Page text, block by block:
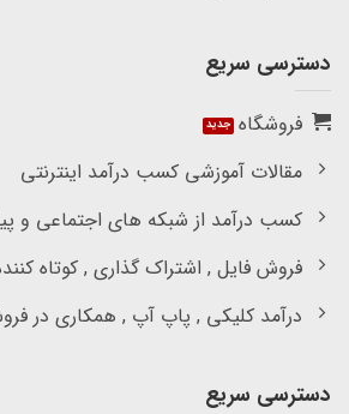
دسترسی سریع
فروشگاه
مقالات آموزشی کسب درآمد اینترنتی
کسب درآمد از شبکه های اجتماعی و
فروش فایل , اشتراک گذاری , کوتاه
درآمد کلیکی , پاپ آپ , همکاری در
دسترسی سریع